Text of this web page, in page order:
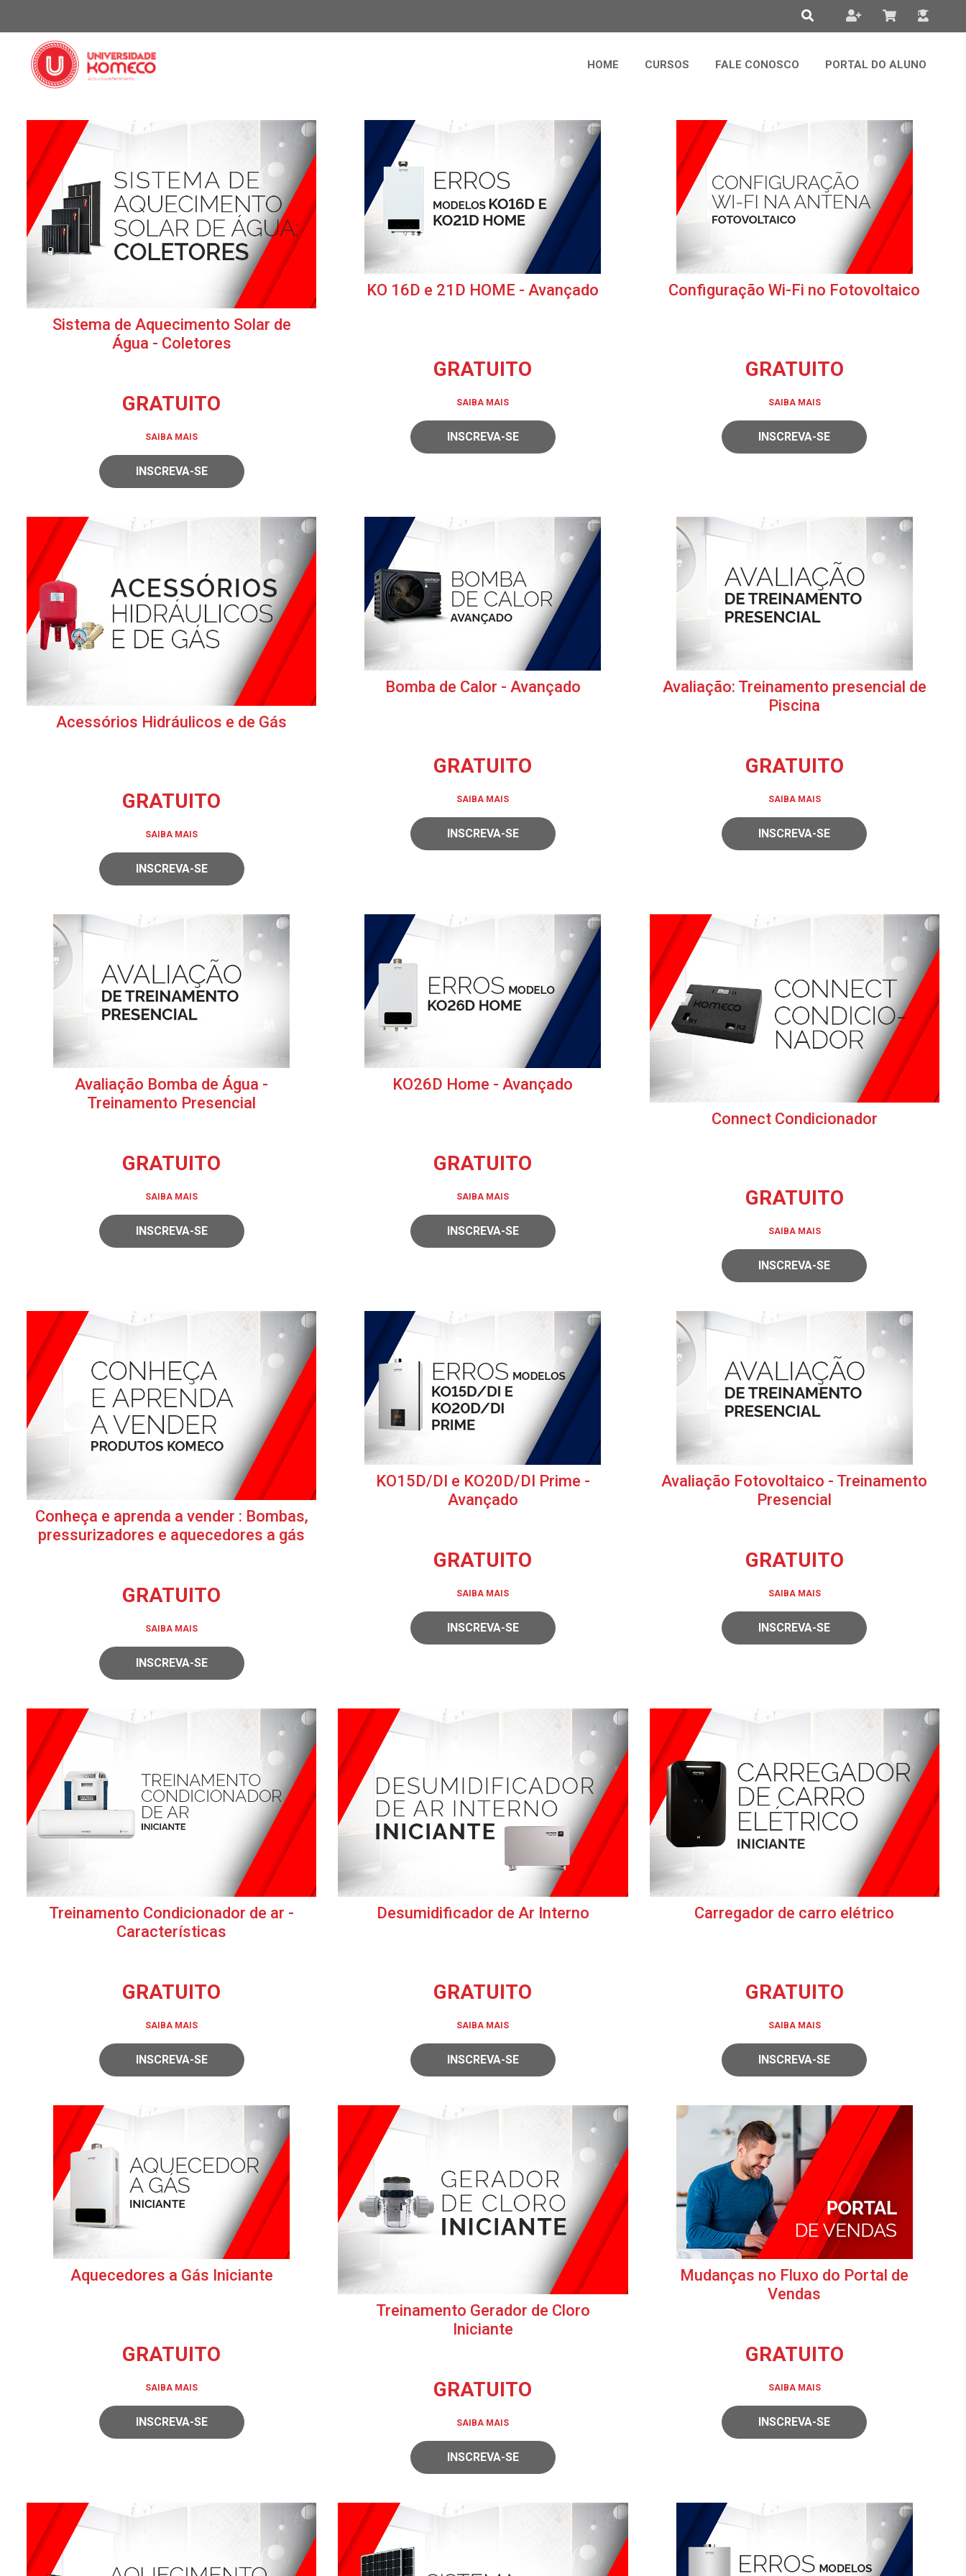
HOME CURSOS FALE CONOSCO PORTAL DO ALUNO
Sistema de Aquecimento Solar de
Água - Coletores
GRATUITO
SAIBA MAIS
INSCREVA-SE
KO 16D e 21D HOME - Avançado
GRATUITO
SAIBA MAIS
INSCREVA-SE
Configuração Wi-Fi no Fotovoltaico
GRATUITO
SAIBA MAIS
INSCREVA-SE
Acessórios Hidráulicos e de Gás
GRATUITO
SAIBA MAIS
INSCREVA-SE
Bomba de Calor - Avançado
GRATUITO
SAIBA MAIS
INSCREVA-SE
Avaliação: Treinamento presencial de
Piscina
GRATUITO
SAIBA MAIS
INSCREVA-SE
Avaliação Bomba de Água -
Treinamento Presencial
GRATUITO
SAIBA MAIS
INSCREVA-SE
KO26D Home - Avançado
GRATUITO
SAIBA MAIS
INSCREVA-SE
Connect Condicionador
GRATUITO
SAIBA MAIS
INSCREVA-SE
Conheça e aprenda a vender : Bombas,
pressurizadores e aquecedores a gás
GRATUITO
SAIBA MAIS
INSCREVA-SE
KO15D/DI e KO20D/DI Prime -
Avançado
GRATUITO
SAIBA MAIS
INSCREVA-SE
Avaliação Fotovoltaico - Treinamento
Presencial
GRATUITO
SAIBA MAIS
INSCREVA-SE
Treinamento Condicionador de ar -
Características
GRATUITO
SAIBA MAIS
INSCREVA-SE
Desumidificador de Ar Interno
GRATUITO
SAIBA MAIS
INSCREVA-SE
Carregador de carro elétrico
GRATUITO
SAIBA MAIS
INSCREVA-SE
Aquecedores a Gás Iniciante
GRATUITO
SAIBA MAIS
INSCREVA-SE
Treinamento Gerador de Cloro
Iniciante
GRATUITO
SAIBA MAIS
INSCREVA-SE
Mudanças no Fluxo do Portal de
Vendas
GRATUITO
SAIBA MAIS
INSCREVA-SE